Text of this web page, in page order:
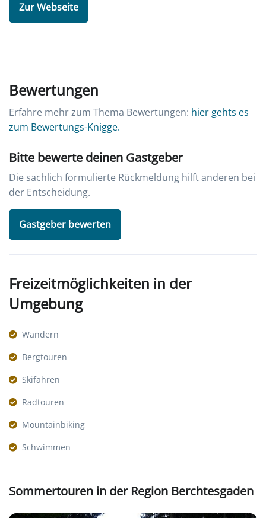
Zur Webseite
Bewertungen
Erfahre mehr zum Thema Bewertungen: hier gehts es
zum Bewertungs-Knigge.
Bitte bewerte deinen Gastgeber
Die sachlich formulierte Rückmeldung hilft anderen bei
der Entscheidung.
Gastgeber bewerten
Freizeitmöglichkeiten in der
Umgebung
Wandern
Bergtouren
Skifahren
Radtouren
Mountainbiking
Schwimmen
Sommertouren in der Region Berchtesgaden